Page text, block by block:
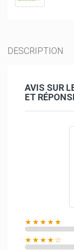
DESCRIPTION
AVIS SUR
ET
★★★★★
★★★★☆